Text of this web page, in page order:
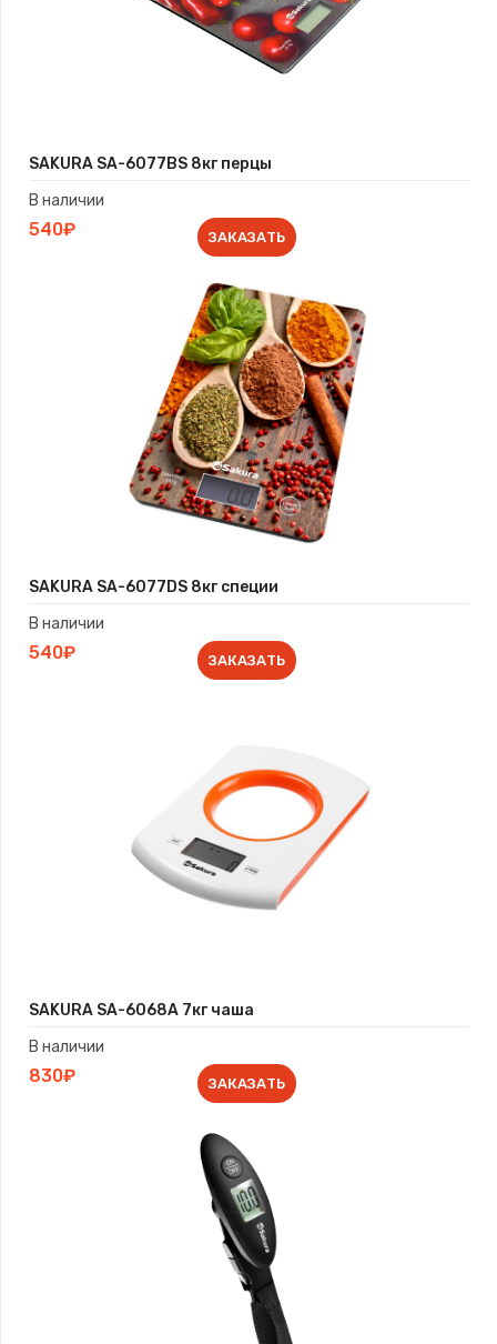
SAKURA SA-6077BS 8кг перцы
В наличии
540₽ ЗАКАЗАТЬ
SAKURA SA-6077DS 8кг специи
В наличии
540₽ ЗАКАЗАТЬ
SAKURA SA-6068A 7кг чаша
В наличии
830₽ ЗАКАЗАТЬ